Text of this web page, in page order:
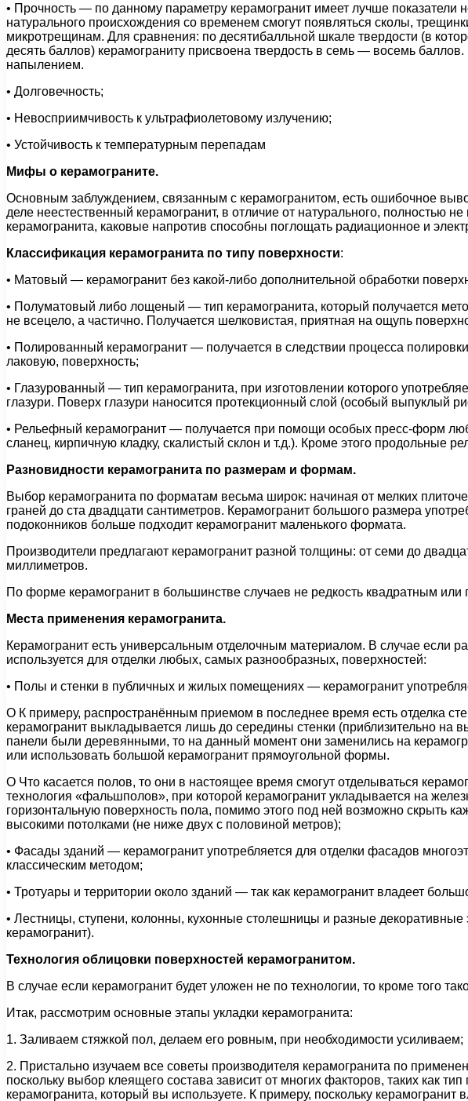
• Прочность — по данному параметру керамогранит имеет лучше показатели
натурального происхождения со временем смогут появляться сколы,
микротрещинам. Для сравнения: по десятибалльной шкале твердости (в
десять баллов) керамограниту присвоена твердость в семь — восемь
напылением.
• Долговечность;
• Невосприимчивость к ультрафиолетовому излучению;
• Устойчивость к температурным перепадам
Мифы о керамограните.
Основным заблуждением, связанным с керамогранитом, есть ошибочное
деле неестественный керамогранит, в отличие от натурального, полностью
керамогранита, каковые напротив способны поглощать радиационное и
Классификация керамогранита по типу поверхности:
• Матовый — керамогранит без какой-либо дополнительной обработки
• Полуматовый либо лощеный — тип керамогранита, который получается
не всецело, а частично. Получается шелковистая, приятная на ощупь
• Полированный керамогранит — получается в следствии процесса
лаковую, поверхность;
• Глазурованный — тип керамогранита, при изготовлении которого
глазури. Поверх глазури наносится протекционный слой (особый выпуклый
• Рельефный керамогранит — получается при помощи особых пресс-форм
сланец, кирпичную кладку, скалистый склон и т.д.). Кроме этого продольные
Разновидности керамогранита по размерам и формам.
Выбор керамогранита по форматам весьма широк: начиная от мелких
граней до ста двадцати сантиметров. Керамогранит большого размера
подоконников больше подходит керамогранит маленького формата.
Производители предлагают керамогранит разной толщины: от семи до
миллиметров.
По форме керамогранит в большинстве случаев не редкость квадратным или
Места применения керамогранита.
Керамогранит есть универсальным отделочным материалом. В случае если
используется для отделки любых, самых разнообразных, поверхностей:
• Полы и стенки в публичных и жилых помещениях — керамогранит
O К примеру, распространённым приемом в последнее время есть отделка
керамогранит выкладывается лишь до середины стенки (приблизительно на
панели были деревянными, то на данный момент они заменились на
или использовать большой керамогранит прямоугольной формы.
O Что касается полов, то они в настоящее время смогут отделываться
технология «фальшполов», при которой керамогранит укладывается на
горизонтальную поверхность пола, помимо этого под ней возможно скрыть
высокими потолками (не ниже двух с половиной метров);
• Фасады зданий — керамогранит употребляется для отделки фасадов
классическим методом;
• Тротуары и территории около зданий — так как керамогранит владеет
• Лестницы, ступени, колонны, кухонные столешницы и разные
керамогранит).
Технология облицовки поверхностей керамогранитом.
В случае если керамогранит будет уложен не по технологии, то кроме того
Итак, рассмотрим основные этапы укладки керамогранита:
1. Заливаем стяжкой пол, делаем его ровным, при необходимости усиливаем;
2. Пристально изучаем все советы производителя керамогранита по
поскольку выбор клеящего состава зависит от многих факторов, таких как
керамогранита, который вы используете. К примеру, поскольку